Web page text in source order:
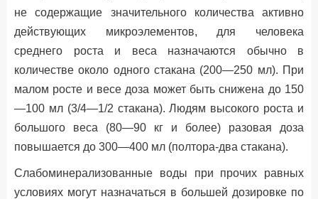
не содержащие значительного количества активно
действующих микроэлементов, для человека
среднего роста и веса назначаются обычно в
количестве около одного стакана (200—250 мл). При
малом росте и весе доза может быть снижена до 150
—100 мл (3/4—1/2 стакана). Людям высокого роста и
большого веса (80—90 кг и более) разовая доза
повышается до 300—400 мл (полтора-два стакана).
Слабоминерализованные воды при прочих равных
условиях могут назначаться в большей дозировке по